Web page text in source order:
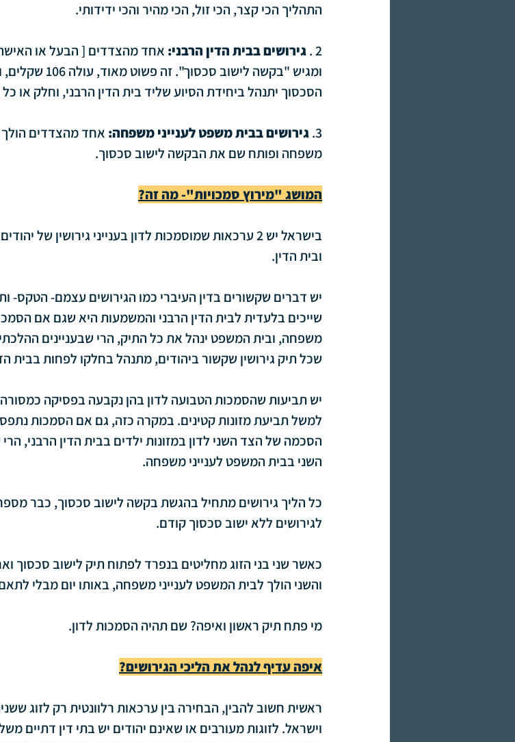
התהליך הכי קצר, הכי זול, הכי מהיר והכי ידידותי.
2 . גירושים בבית הדין הרבני: אחד מהצדדים [ הבעל או האישה
ומגיש "בקשה
הסכסוך יתנהל ביחידת הסיוע שליד בית הדין הרבני, וחלק או
3. גירושים בבית משפט לענייני משפחה: אחד מהצדדים הולך
משפחה ופותח שם את הבקשה לישוב סכסוך.
המושג "מירוץ סמכויות"- מה זה?
בישראל יש 2 ערכאות שמוסמכות לדון בענייני גירושין
ובית הדין.
יש דברים שקשורים בדין העיברי כמו הגירושים עצמם- הטקס-
שייכים בלעדית לבית הדין הרבני והמשמעות היא שגם אם
משפחה, ובית המשפט ינהל את כל התיק, הרי שבעניינים
שכל תיק גירושין שקשור ביהודים, מתנהל בחלקו לפחות בבית
יש תביעות שהסמכות הטבועה לדון בהן נקבעה בפסיקה
למשל תביעת מזונות קטינים. במקרה כזה, גם אם הסמכות
הסכמה של הצד השני לדון במזונות ילדים בבית הדין הרבני,
השני בבית המשפט לענייני משפחה.
כל הליך גירושים מתחיל בהגשת בקשה לישוב סכסוך, כבר
לגירושים ללא ישוב סכסוך קודם.
כאשר שני בני הזוג מחליטים בנפרד לפתוח תיק לישוב סכסוך
והשני הולך לבית המשפט לענייני משפחה, באותו יום מבלי
מי פתח תיק ראשון ואיפה? שם תהיה הסמכות לדון.
איפה עדיף לנהל את הליכי הגירושים?
ראשית חשוב להבין, הבחירה בין ערכאות רלוונטית רק לזוג
וישראל. לזוגות מעורבים או שאינם יהודים יש בתי דין דתיים